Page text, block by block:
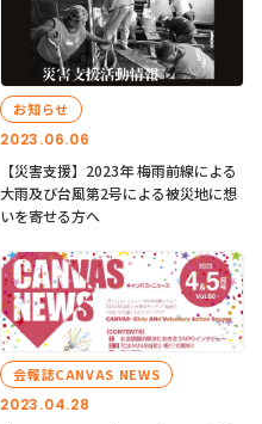
2023.06.06
お知らせ
【災害支援】2023年 梅雨前線による
大雨及び台風第2号による被災地に想
いを寄せる方へ
2023.04.28
会報誌CANVAS NEWS